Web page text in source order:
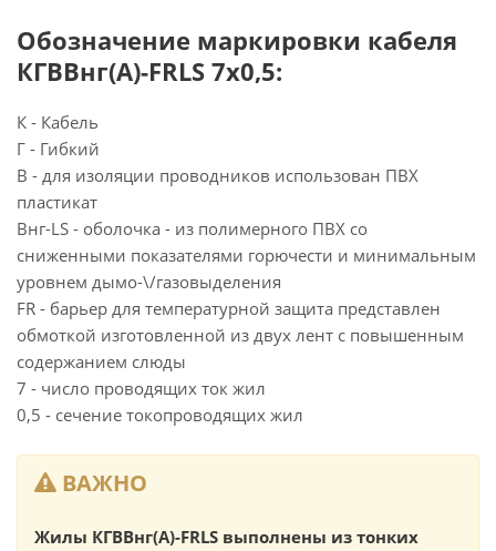
Обозначение маркировки кабеля
КГВВнг(А)-FRLS 7х0,5:
К - Кабель
Г - Гибкий
В - для изоляции проводников использован ПВХ
пластикат
Внг-LS - оболочка - из полимерного ПВХ со
сниженными показателями горючести и минимальным
уровнем дымо-\/газовыделения
FR - барьер для температурной защита представлен
обмоткой изготовленной из двух лент с повышенным
содержанием слюды
7 - число проводящих ток жил
0,5 - сечение токопроводящих жил
ВАЖНО
Жилы КГВВнг(А)-FRLS выполнены из тонких